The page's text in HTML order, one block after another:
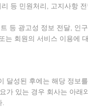
등 민원처리, 고지사항
등 광고성 정보 전달, 인
는 회원의 서비스 이용에
달성된 후에는 해당 정보
가 있는 경우 회사는 아래